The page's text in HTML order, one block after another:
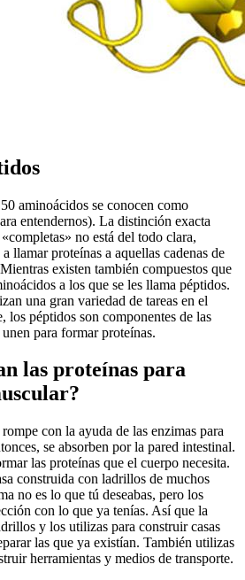
aminoácidos se conocen como
entendernos). La distinción exacta
no está del todo clara,
llamar proteínas a aquellas cadenas de
existen también compuestos que
a los que se les llama péptidos.
una gran variedad de tareas en el
los péptidos son componentes de las
para formar proteínas.
las proteínas para
con la ayuda de las enzimas para
se absorben por la pared intestinal.
las proteínas que el cuerpo necesita.
construida con ladrillos de muchos
no es lo que tú deseabas, pero los
con lo que ya tenías. Así que la
y los utilizas para construir casas
las que ya existían. También utilizas
herramientas y medios de transporte.